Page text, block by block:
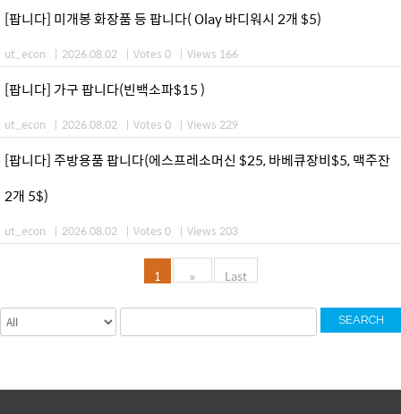
[팝니다] 미개봉 화장품 등 팝니다( Olay 바디워시 2개 $5)
ut_econ | 2026.08.02 | Votes 0 | Views 166
[팝니다] 가구 팝니다(빈백소파$15 )
ut_econ | 2026.08.02 | Votes 0 | Views 229
[팝니다] 주방용품 팝니다(에스프레소머신 $25, 바베큐장비$5, 맥주잔
2개 5$)
ut_econ | 2026.08.02 | Votes 0 | Views 203
1 » Last
SEARCH